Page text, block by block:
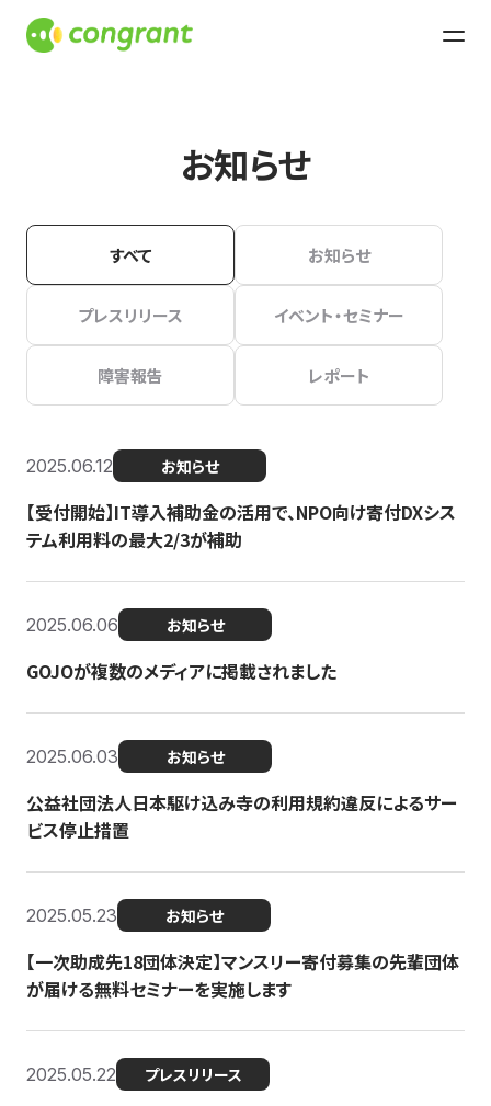
お知らせ
すべて お知らせ
プレスリリース イベント・セミナー
障害報告 レポート
2025.06.12 お知らせ
【受付開始】IT導入補助金の活用で、NPO向け寄付DXシス
テム利用料の最大2/3が補助
2025.06.06 お知らせ
GOJOが複数のメディアに掲載されました
2025.06.03 お知らせ
公益社団法人日本駆け込み寺の利用規約違反によるサー
ビス停止措置
2025.05.23 お知らせ
【一次助成先18団体決定】マンスリー寄付募集の先輩団体
が届ける無料セミナーを実施します
2025.05.22 プレスリリース